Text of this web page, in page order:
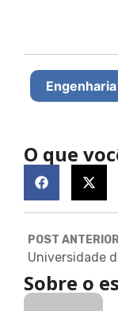
Engenharia
O que
POST
Sobre o